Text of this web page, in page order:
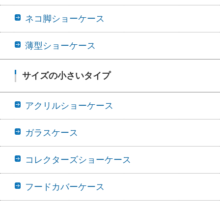
ネコ脚ショーケース
薄型ショーケース
サイズの小さいタイプ
アクリルショーケース
ガラスケース
コレクターズショーケース
フードカバーケース